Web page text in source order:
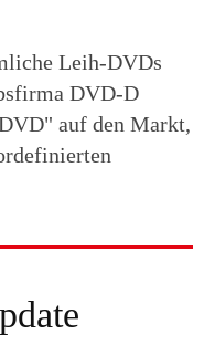
Leih-DVDs
DVD-D
auf den Markt,